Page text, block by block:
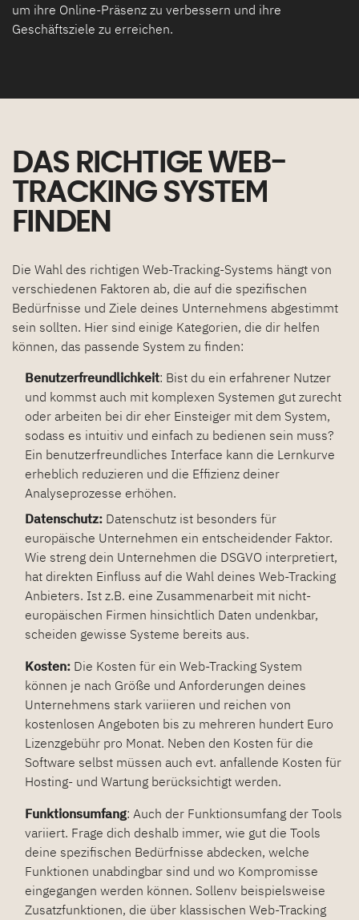
um ihre Online-Präsenz zu verbessern und ihre
Geschäftsziele zu erreichen.
DAS RICHTIGE WEB-
TRACKING SYSTEM
FINDEN
Die Wahl des richtigen Web-Tracking-Systems hängt von
verschiedenen Faktoren ab, die auf die spezifischen
Bedürfnisse und Ziele deines Unternehmens abgestimmt
sein sollten. Hier sind einige Kategorien, die dir helfen
können, das passende System zu finden:
Benutzerfreundlichkeit: Bist du ein erfahrener Nutzer
und kommst auch mit komplexen Systemen gut zurecht
oder arbeiten bei dir eher Einsteiger mit dem System,
sodass es intuitiv und einfach zu bedienen sein muss?
Ein benutzerfreundliches Interface kann die Lernkurve
erheblich reduzieren und die Effizienz deiner
Analyseprozesse erhöhen.
Datenschutz: Datenschutz ist besonders für
europäische Unternehmen ein entscheidender Faktor.
Wie streng dein Unternehmen die DSGVO interpretiert,
hat direkten Einfluss auf die Wahl deines Web-Tracking
Anbieters. Ist z.B. eine Zusammenarbeit mit nicht-
europäischen Firmen hinsichtlich Daten undenkbar,
scheiden gewisse Systeme bereits aus.
Kosten: Die Kosten für ein Web-Tracking System
können je nach Größe und Anforderungen deines
Unternehmens stark variieren und reichen von
kostenlosen Angeboten bis zu mehreren hundert Euro
Lizenzgebühr pro Monat. Neben den Kosten für die
Software selbst müssen auch evt. anfallende Kosten für
Hosting- und Wartung berücksichtigt werden.
Funktionsumfang: Auch der Funktionsumfang der Tools
variiert. Frage dich deshalb immer, wie gut die Tools
deine spezifischen Bedürfnisse abdecken, welche
Funktionen unabdingbar sind und wo Kompromisse
eingegangen werden können. Sollenv beispielsweise
Zusatzfunktionen, die über klassischen Web-Tracking